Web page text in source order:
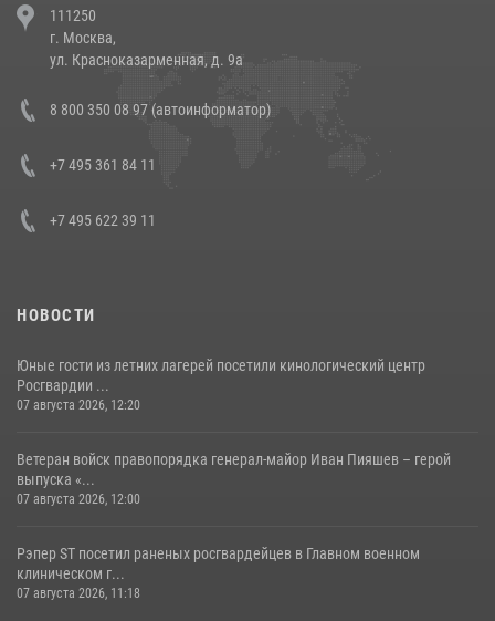
напавших на бригаду скорой помощи (видео)
14 июля 2026, 12:20
В Росгвардии прошла военно-научная конференция по обобщению
боевого опыта
111250
г. Москва,
ул. Красноказарменная, д. 9а
8 800 350 08 97 (автоинформатор)
+7 495 361 84 11
+7 495 622 39 11
НОВОСТИ
Юные гости из летних лагерей посетили кинологический центр
Росгвардии ...
07 августа 2026, 12:20
Ветеран войск правопорядка генерал-майор Иван Пияшев – герой
выпуска «...
07 августа 2026, 12:00
Рэпер ST посетил раненых росгвардейцев в Главном военном
клиническом г...
07 августа 2026, 11:18